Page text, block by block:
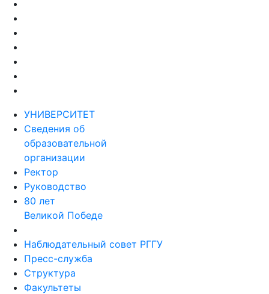
УНИВЕРСИТЕТ
Сведения об
образовательной
организации
Ректор
Руководство
80 лет
Великой Победе
Наблюдательный совет РГГУ
Пресс-служба
Структура
Факультеты